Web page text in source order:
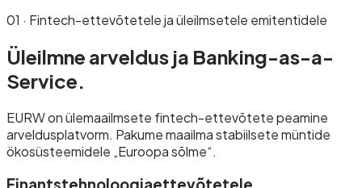
01 · Fintech-ettevõtetele ja üleilmsetele emitentidele
Üleilmne arveldus ja Banking-as-a-
Service.
EURW on ülemaailmsete fintech-ettevõtete peamine
arveldusplatvorm. Pakume maailma stabiilsete müntide
ökosüsteemidele „Euroopa sõlme“.
Finantstehnoloogiaettevõtetele